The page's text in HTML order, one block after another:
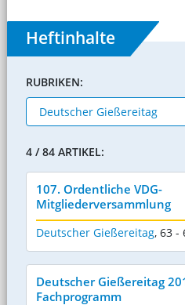
Heftinhalte
RUBRIKEN:
4 / 84 ARTIKEL:
107. Ordentliche VDG-
Mitgliederversammlung
Deutscher Gießereitag, 63 -
Deutscher Gießereitag
Fachprogramm